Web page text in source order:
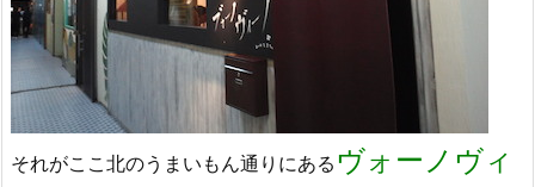
それがここ北のうまいもん通りにある ヴォーノヴィ